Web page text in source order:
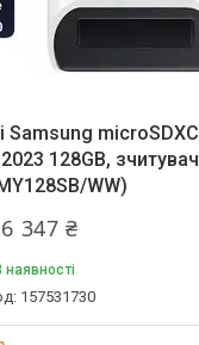
Samsung microSDXC
128GB, зчитувач
WW)
6 347 ₴
наявності
157531730